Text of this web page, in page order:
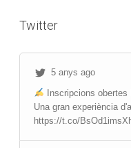
Twitter
5 anys ago
Inscripcions
Una gran experiència
https://t.co/